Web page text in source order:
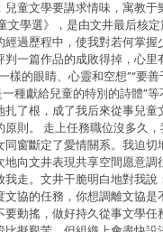
兒童文學要講求情味，寓教于
文學選》，是由文井最后核定
經過歷程中，使我對若何掌握
判一篇作品的成敗得掉，心里
樣的眼睛、心靈和空想”“要
種獻給兒童的特別的詩體”等
扎了根，成了我后來從事兒童
則。 走上任務職位沒多久，
同窗斷定了愛情關系。我迫切
地向文井表現共享空間愿意調
走。文井干脆明白地對我說
協的任務，你想調離文協是
要動搖，做好持久從事文學任